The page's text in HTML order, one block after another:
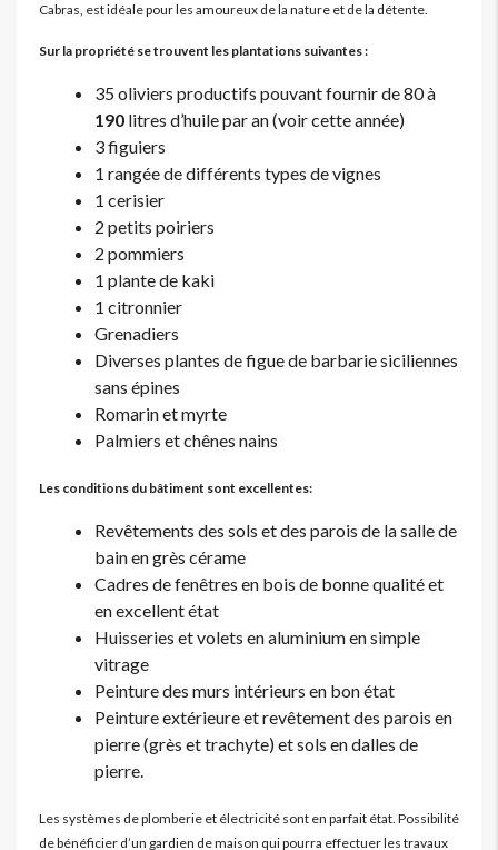
Cabras, est idéale pour les amoureux de la nature et de la détente.
Sur la propriété se trouvent les plantations suivantes :
35 oliviers productifs pouvant fournir de 80 à
190 litres d’huile par an (voir cette année)
3 figuiers
1 rangée de différents types de vignes
1 cerisier
2 petits poiriers
2 pommiers
1 plante de kaki
1 citronnier
Grenadiers
Diverses plantes de figue de barbarie siciliennes
sans épines
Romarin et myrte
Palmiers et chênes nains
Les conditions du bâtiment sont excellentes:
Revêtements des sols et des parois de la salle de
bain en grès cérame
Cadres de fenêtres en bois de bonne qualité et
en excellent état
Huisseries et volets en aluminium en simple
vitrage
Peinture des murs intérieurs en bon état
Peinture extérieure et revêtement des parois en
pierre (grès et trachyte) et sols en dalles de
pierre.
Les systèmes de plomberie et électricité sont en parfait état. Possibilité
de bénéficier d’un gardien de maison qui pourra effectuer les travaux